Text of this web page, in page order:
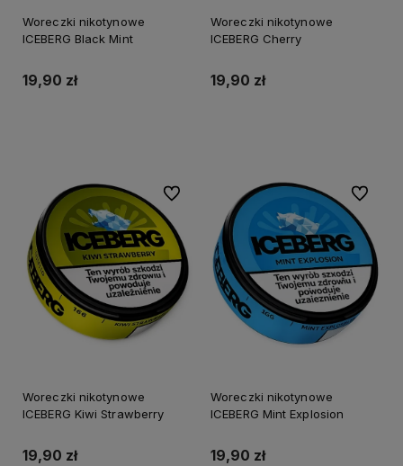
Woreczki nikotynowe
ICEBERG Black Mint
19,90 zł
Woreczki nikotynowe
ICEBERG Cherry
19,90 zł
Woreczki nikotynowe
ICEBERG Kiwi Strawberry
19,90 zł
Do ulubionych
Woreczki nikotynowe
ICEBERG Mint Explosion
19,90 zł
Do